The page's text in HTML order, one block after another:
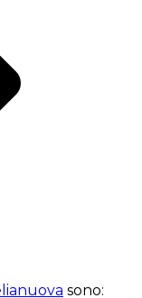
sono: